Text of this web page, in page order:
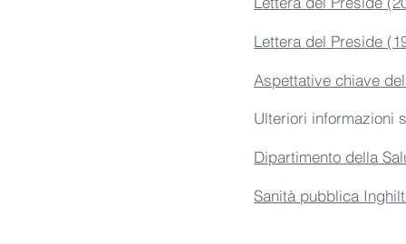
Lettera del Preside
Aspettative chiave
Ulteriori informazioni
Dipartimento della
Sanità pubblica